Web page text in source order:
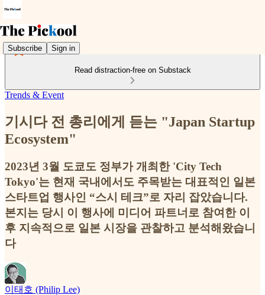
Subscribe Sign in
Read distraction-free on Substack
Trends & Event
기시다 전 총리에게 듣는 "Japan Startup
Ecosystem"
2023년 3월 도쿄도 정부가 개최한 'City Tech
Tokyo'는 현재 국내에서도 주목받는 대표적인 일본
스타트업 행사인 “스시 테크”로 자리 잡았습니다.
본지는 당시 이 행사에 미디어 파트너로 참여한 이
후 지속적으로 일본 시장을 관찰하고 분석해왔습니
다
이태호 (Philip Lee)